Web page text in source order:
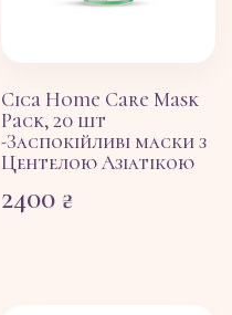
Cica Home Care Mask
Pack, 20 шт
-Заспокійливі маски з
Центелою Азіатікою
2400 ₴